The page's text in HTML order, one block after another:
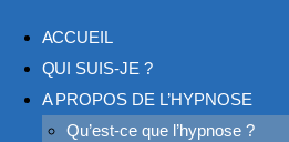
ACCUEIL
QUI SUIS-JE ?
A PROPOS DE L’HYPNOSE
Qu’est-ce que l’hypnose ?